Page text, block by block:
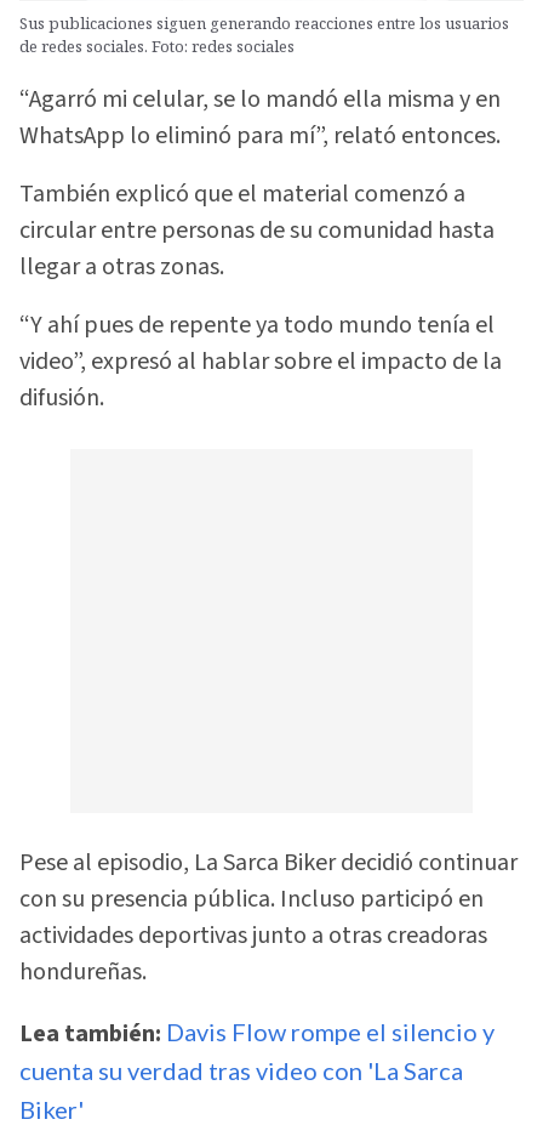
Sus publicaciones siguen generando reacciones entre los usuarios
de redes sociales. Foto: redes sociales
“Agarró mi celular, se lo mandó ella misma y en
WhatsApp lo eliminó para mí”, relató entonces.
También explicó que el material comenzó a
circular entre personas de su comunidad hasta
llegar a otras zonas.
“Y ahí pues de repente ya todo mundo tenía el
video”, expresó al hablar sobre el impacto de la
difusión.
Pese al episodio, La Sarca Biker decidió continuar
con su presencia pública. Incluso participó en
actividades deportivas junto a otras creadoras
hondureñas.
Lea también: Davis Flow rompe el silencio y
cuenta su verdad tras video con 'La Sarca
Biker'